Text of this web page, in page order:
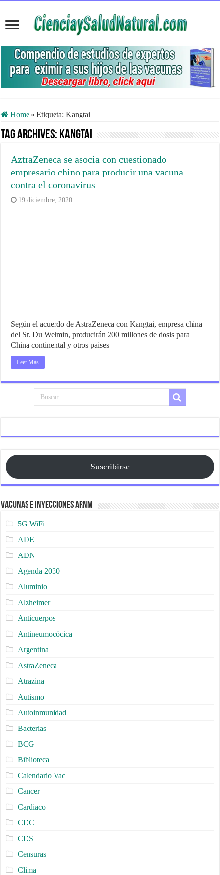
Home » Etiqueta:Kangtai
Tag Archives: Kangtai
AztraZeneca se asocia con cuestionado
empresario chino para producir una vacuna
contra el coronavirus
19 diciembre, 2020
Según el acuerdo de AstraZeneca con Kangtai, empresa china
del Sr. Du Weimin, producirán 200 millones de dosis para
China continental y otros paises.
Leer Más
Suscribirse
Vacunas e Inyecciones ARNm
5G WiFi
ADE
ADN
Agenda 2030
Aluminio
Alzheimer
Anticuerpos
Antineumocócica
Argentina
AstraZeneca
Atrazina
Autismo
Autoinmunidad
Bacterias
BCG
Biblioteca
Calendario Vac
Cancer
Cardiaco
CDC
CDS
Censuras
Clima